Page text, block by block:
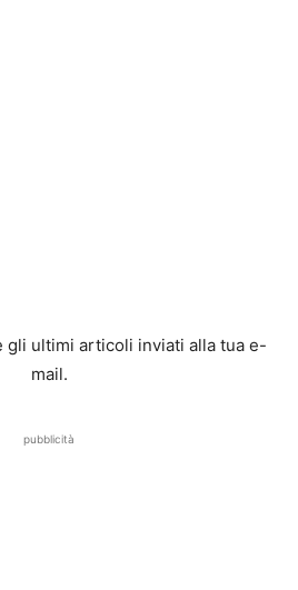
gli ultimi articoli inviati alla tua e-
mail.
pubblicità